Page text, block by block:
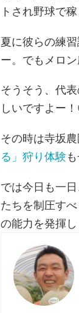
トされ野球で
夏に彼らの練
ー。でもメロ
そうそう、代
しいですよー！
その時は寺坂
る」狩り体験
では今日も一
たちを制圧す
の能力を発揮し